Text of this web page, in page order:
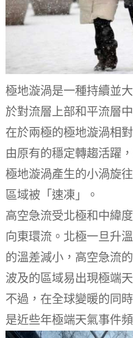
極地漩渦是一種持續並
於對流層上部和平流層
在於兩極的極地漩渦相
由原有的穩定轉趨活躍
極地漩渦產生的小渦旋
區域被「速凍」。
高空急流受北極和中緯
向東環流。北極一旦升
的溫差減小，高空急流
波及的區域易出現極端天
不過，在全球變暖的同
是近些年極端天氣事件